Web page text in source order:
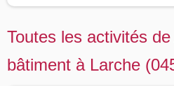
Toutes les activités
bâtiment à Larche